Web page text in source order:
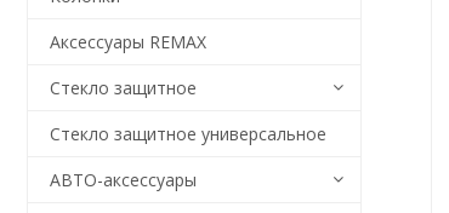
Аксессуары REMAX
Стекло защитное
Стекло защитное универсальное
АВТО-аксессуары